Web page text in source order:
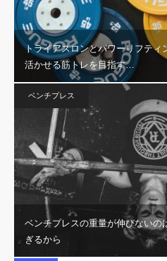
トライアスロンとパワーリフティ
活かせる筋トレを目指す…
ベンチプレス
ベンチプレスの重量が伸びないの
ぎるから